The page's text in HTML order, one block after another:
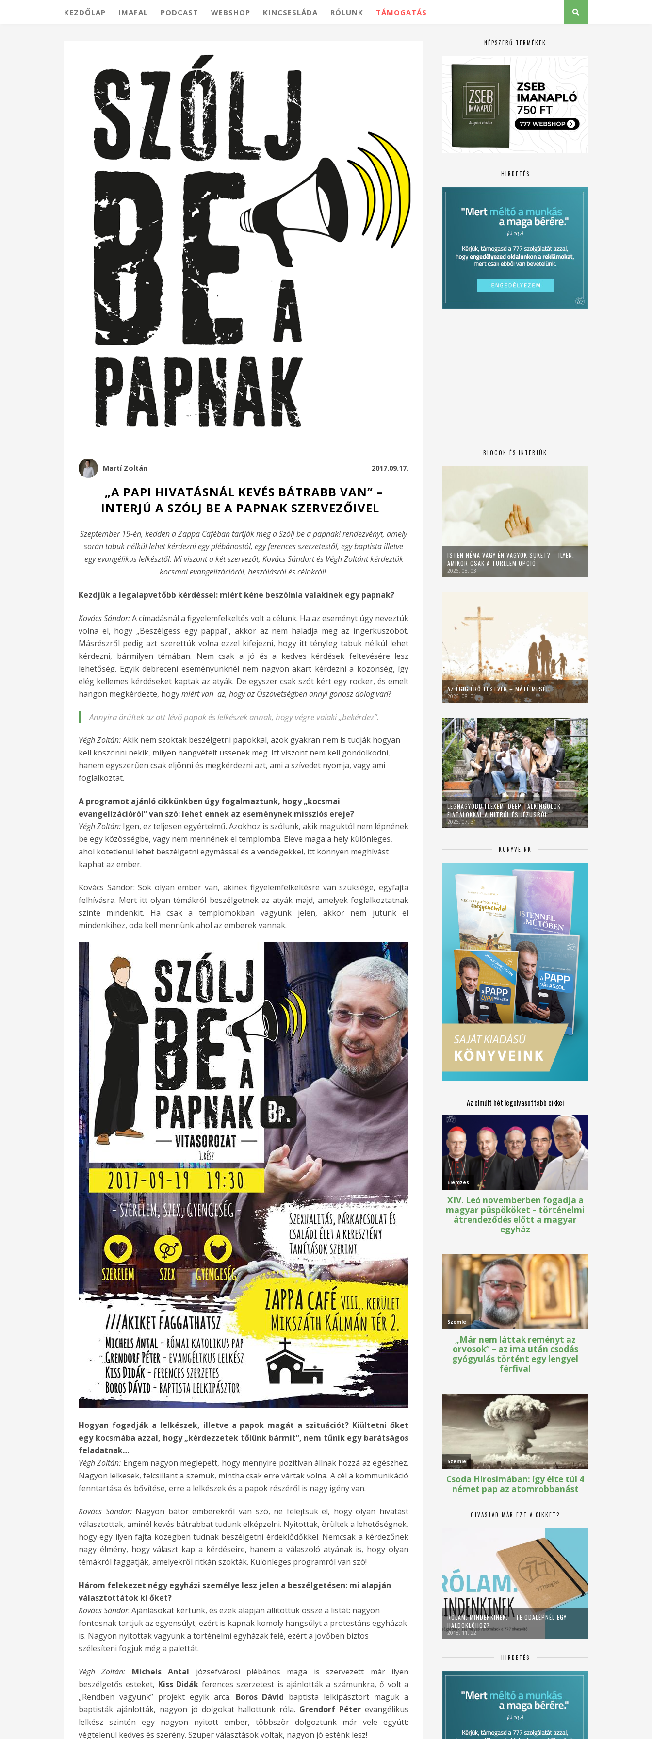
KEZDŐLAP IMAFAL PODCAST WEBSHOP KINCSESLÁDA RÓLUNK TÁMOGATÁS
Martí Zoltán 2017.09.17.
„A PAPI HIVATÁSNÁL KEVÉS BÁTRABB VAN” –
INTERJÚ A SZÓLJ BE A PAPNAK SZERVEZŐIVEL
Szeptember 19-én, kedden a Zappa Caféban tartják meg a Szólj be a papnak! rendezvényt, amely
során tabuk nélkül lehet kérdezni egy plébánostól, egy ferences szerzetestől, egy baptista illetve
egy evangélikus lelkésztől. Mi viszont a két szervezőt, Kovács Sándort és Végh Zoltánt kérdeztük
kocsmai evangelizációról, beszólásról és célokról!
Kezdjük a legalapvetőbb kérdéssel: miért kéne beszólnia valakinek egy papnak?
Kovács Sándor:A címadásnál a figyelemfelkeltés volt a célunk. Ha az eseményt úgy neveztük
volna el, hogy „Beszélgess egy pappal”, akkor az nem haladja meg az ingerküszöböt.
Másrészről pedig azt szerettük volna ezzel kifejezni, hogy itt tényleg tabuk nélkül lehet
kérdezni, bármilyen témában. Nem csak a jó és a kedves kérdések feltevésére lesz
lehetőség. Egyik debreceni eseményünknél nem nagyon akart kérdezni a közönség, így
elég kellemes kérdéseket kaptak az atyák. De egyszer csak szót kért egy rocker, és emelt
hangon megkérdezte, hogymiért van az, hogy az Ószövetségben annyi gonosz dolog van?
Annyira örültek az ott lévő papok és lelkészek annak, hogy végre valaki „bekérdez”.
Végh Zoltán:Akik nem szoktak beszélgetni papokkal, azok gyakran nem is tudják hogyan
kell köszönni nekik, milyen hangvételt üssenek meg. Itt viszont nem kell gondolkodni,
hanem egyszerűen csak eljönni és megkérdezni azt, ami a szívedet nyomja, vagy ami
foglalkoztat.
A programot ajánló cikkünkben úgy fogalmaztunk, hogy „kocsmai
evangelizációról” van szó: lehet ennek az eseménynek missziós ereje?
Végh Zoltán: Igen, ez teljesen egyértelmű. Azokhoz is szólunk, akik maguktól nem lépnének
be egy közösségbe, vagy nem mennének el templomba. Eleve maga a hely különleges,
ahol kötetlenül lehet beszélgetni egymással és a vendégekkel, itt könnyen meghívást
kaphat az ember.
Kovács Sándor: Sok olyan ember van, akinek figyelemfelkeltésre van szüksége, egyfajta
felhívásra. Mert itt olyan témákról beszélgetnek az atyák majd, amelyek foglalkoztatnak
szinte mindenkit. Ha csak a templomokban vagyunk jelen, akkor nem jutunk el
mindenkihez, oda kell mennünk ahol az emberek vannak.
Hogyan fogadják a lelkészek, illetve a papok magát a szituációt? Kiültetni őket
egy kocsmába azzal, hogy „kérdezzetek tőlünk bármit”, nem tűnik egy barátságos
feladatnak…
Végh Zoltán: Engem nagyon meglepett, hogy mennyire pozitívan állnak hozzá az egészhez.
Nagyon lelkesek, felcsillant a szemük, mintha csak erre vártak volna. A cél a kommunikáció
fenntartása és bővítése, erre a lelkészek és a papok részéről is nagy igény van.
Kovács Sándor:Nagyon bátor emberekről van szó, ne felejtsük el, hogy olyan hivatást
választottak, aminél kevés bátrabbat tudunk elképzelni. Nyitottak, örültek a lehetőségnek,
hogy egy ilyen fajta közegben tudnak beszélgetni érdeklődőkkel. Nemcsak a kérdezőnek
nagy élmény, hogy választ kap a kérdéseire, hanem a válaszoló atyának is, hogy olyan
témákról faggatják, amelyekről ritkán szokták. Különleges programról van szó!
Három felekezet négy egyházi személye lesz jelen a beszélgetésen: mi alapján
választottátok ki őket?
Kovács Sándor: Ajánlásokat kértünk, és ezek alapján állítottuk össze a listát: nagyon
fontosnak tartjuk az egyensúlyt, ezért is kapnak komoly hangsúlyt a protestáns egyházak
is. Nagyon nyitottak vagyunk a történelmi egyházak felé, ezért a jövőben biztos
szélesíteni fogjuk még a palettát.
Végh Zoltán: Michels Antal józsefvárosi plébános maga is szervezett már ilyen
beszélgetős esteket, Kiss Didák ferences szerzetest is ajánlották a számunkra, ő volt a
„Rendben vagyunk” projekt egyik arca. Boros Dávid baptista lelkipásztort maguk a
baptisták ajánlották, nagyon jó dolgokat hallottunk róla. Grendorf Péter evangélikus
lelkész szintén egy nagyon nyitott ember, többször dolgoztunk már vele együtt:
végtelenül kedves és szerény. Szuper választások voltak, nagyon jó esténk lesz!
NÉPSZERŰ TERMÉKEK
HIRDETÉS
BLOGOK ÉS INTERJÚK
ISTEN NÉMA VAGY ÉN VAGYOK SÜKET? – ILYEN,
AMIKOR CSAK A TÜRELEM OPCIÓ
2026. 08. 03.
AZ ÉGIG ÉRŐ TESTVÉR – MÁTÉ MESÉJE
2026. 08. 01.
LEGNAGYOBB FLEXEM: DEEP TALKINGOLOK
FIATALOKKAL A HITRŐL ÉS JÉZUSRÓL
2026. 07. 31.
KÖNYVEINK
Az elmúlt hét legolvasottabb cikkei
OLVASTAD MÁR EZT A CIKKET?
RÓLAM. MINDENKINEK. – TE ODALÉPNÉL EGY
HALDOKLÓHOZ?
2018. 11. 22.
HIRDETÉS